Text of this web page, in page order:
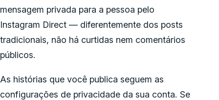
mensagem privada para a pessoa pelo
Instagram Direct — diferentemente dos posts
tradicionais, não há curtidas nem comentários
públicos.
As histórias que você publica seguem as
configurações de privacidade da sua conta. Se